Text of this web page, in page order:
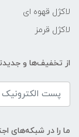
لاکژل قهوه ای
لاکژل قرمز
از تخفیف‌ها و
ما را در شبکه‌های